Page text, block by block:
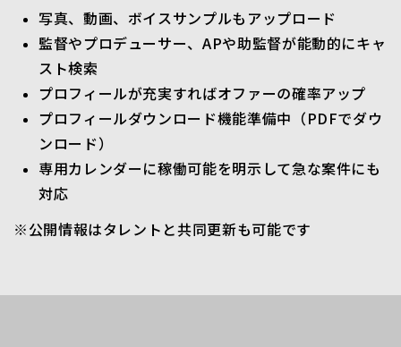
写真、動画、ボイスサンプルもアップロード
監督やプロデューサー、APや助監督が能動的にキャ
スト検索
プロフィールが充実すればオファーの確率アップ
プロフィールダウンロード機能準備中（PDFでダウ
ンロード）
専用カレンダーに稼働可能を明示して急な案件にも
対応
※公開情報はタレントと共同更新も可能です